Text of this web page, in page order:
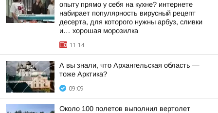
опыту прямо у себя на кухне? интернете
набирает популярность вирусный рецепт
десерта, для которого нужны арбуз, сливки
и… хорошая морозилка
11:14
А вы знали, что Архангельская область —
тоже Арктика?
09:09
Около 100 полетов выполнил вертолет